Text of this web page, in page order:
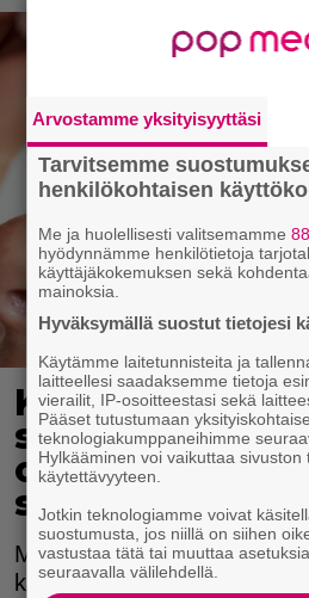
Kärsitkö
silmistä?
olla
Miljoonat suomalaiset
kuivasilmäisyydestä.
Arvostamme yksityisyyttäsi
Tarvitsemme
henkilökohtaisen
Me ja huolellisesti valitsemamme
hyödynnämme henkilötietoja
käyttäjäkokemuksen sekä
mainoksia.
Hyväksymällä suostut tietojesi
Käytämme laitetunnisteita ja
laitteellesi saadaksemme tietoja
vierailit, IP-osoitteestasi sekä
Pääset tutustumaan
teknologiakumppaneihimme
Hylkääminen voi vaikuttaa sivuston
käytettävyyteen.
Jotkin teknologiamme voivat
suostumusta, jos niillä on siihen
vastustaa tätä tai muuttaa
seuraavalla välilehdellä.